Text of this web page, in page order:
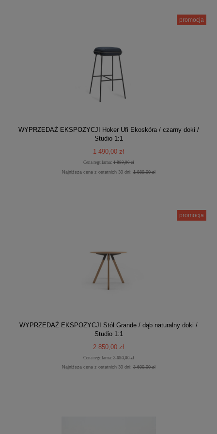
WYPRZEDAŻ EKSPOZYCJI Hoker Ufi Ekoskóra / czarny doki /
Studio 1:1
1 490,00 zł
Cena regularna:1 889,00 zł
Najniższa cena z ostatnich 30 dni:1 889,00 zł
promocja
WYPRZEDAŻ EKSPOZYCJI Stół Grande / dąb naturalny doki /
Studio 1:1
2 850,00 zł
Cena regularna:3 690,00 zł
Najniższa cena z ostatnich 30 dni:3 690,00 zł
promocja